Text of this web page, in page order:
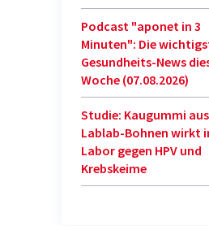
Podcast "aponet in 3
Minuten": Die
Gesundheits-News
Woche (07.08.2026)
Studie: Kaugummi aus
Lablab-Bohnen wirkt
Labor gegen HPV und
Krebskeime